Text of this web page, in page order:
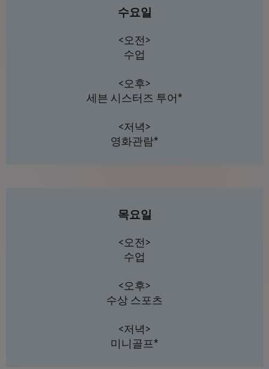
수요일
<오전>
수업
<오후>
세븐 시스터즈 투어*
<저녁>
영화관람*
목요일
<오전>
수업
<오후>
수상 스포츠
<저녁>
미니골프*